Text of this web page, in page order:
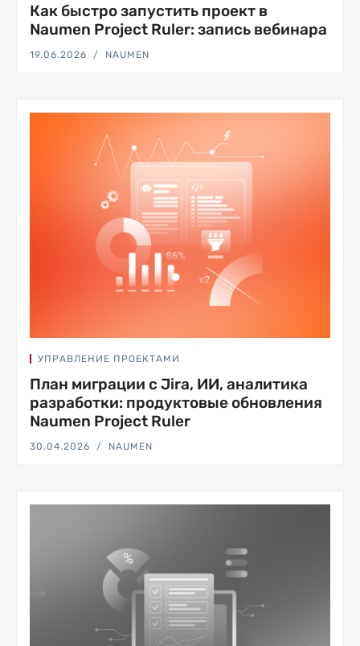
Как быстро запустить проект в
Naumen Project Ruler: запись вебинара
19.06.2026 NAUMEN
УПРАВЛЕНИЕ ПРОЕКТАМИ
План миграции с Jira, ИИ, аналитика
разработки: продуктовые обновления
Naumen Project Ruler
30.04.2026 NAUMEN